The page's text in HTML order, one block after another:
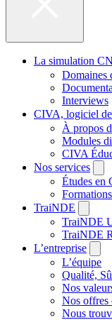
La simulation
Domaines
Interviews
CIVA, logiciel
À propos
Modules
CIVA
Nos services
Études en
TraiNDE
TraiNDE
TraiNDE
L’entreprise
L’équipe
Qualité,
Nos
Nos offres
Nous